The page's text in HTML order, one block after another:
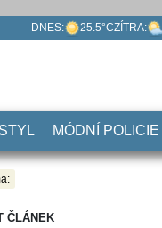
DNES: 25.5°CZÍTRA:
MÓDNÍ POLICIE
ČLÁNEK